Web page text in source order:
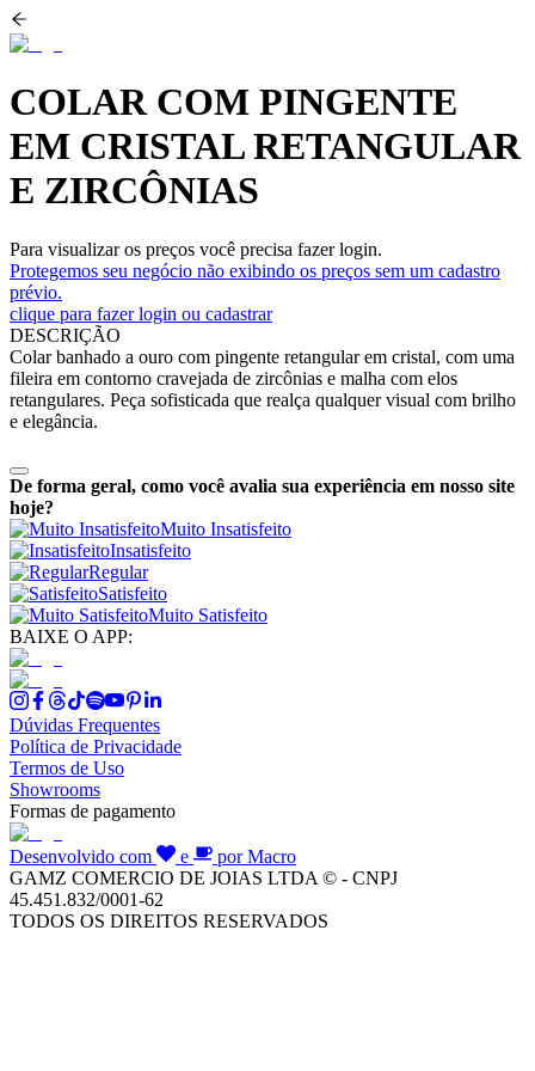
COLAR COM PINGENTE
EM CRISTAL RETANGULAR
E ZIRCÔNIAS
Para visualizar os preços você precisa fazer login.
Protegemos seu negócio não exibindo os preços sem um cadastro
prévio.
clique para fazer login ou cadastrar
DESCRIÇÃO
Colar banhado a ouro com pingente retangular em cristal, com uma
fileira em contorno cravejada de zircônias e malha com elos
retangulares. Peça sofisticada que realça qualquer visual com brilho
e elegância.
De forma geral, como você avalia sua experiência em nosso site
hoje?
Muito Insatisfeito
Insatisfeito
Regular
Satisfeito
Muito Satisfeito
BAIXE O APP:
Dúvidas Frequentes
Política de Privacidade
Termos de Uso
Showrooms
Formas de pagamento
Desenvolvido com e
por Macro
GAMZ COMERCIO DE JOIAS LTDA © - CNPJ
45.451.832/0001-62
TODOS OS DIREITOS RESERVADOS